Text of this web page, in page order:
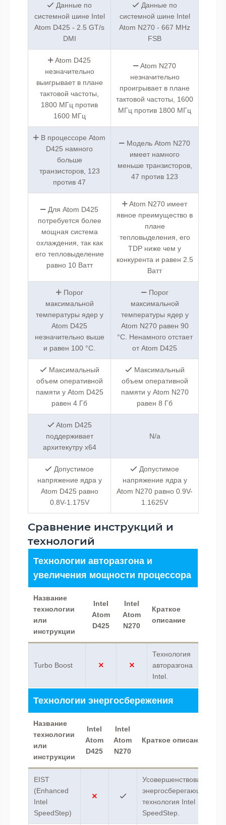
Данные по
системной шине Intel
Atom D425 - 2.5 GT/s
DMI
Данные по
системной шине Intel
Atom N270 - 667 MHz
FSB
Atom D425
незначительно
выигрывает в плане
тактовой частоты,
1800 МГц против
1600 МГц
Atom N270
незначительно
проигрывает в плане
тактовой частоты, 1600
МГц против 1800 МГц
В процессоре Atom
D425 намного
больше
транзисторов, 123
против 47
Модель Atom N270
имеет намного
меньше транзисторов,
47 против 123
Для Atom D425
потребуется более
мощная система
охлаждения, так как
его тепловыделение
равно 10 Ватт
Atom N270 имеет
явное преимущество в
плане
тепловыделения, его
TDP ниже чем у
конкурента и равен 2.5
Ватт
Порог
максимальной
температуры ядер у
Atom D425
незначительно выше
и равен 100 °C.
Порог
максимальной
температуры ядер у
Atom N270 равен 90
°C. Ненамного отстает
от Atom D425
Максимальный
объем оперативной
памяти у Atom D425
равен 4 Гб
Максимальный
объем оперативной
памяти у Atom N270
равен 8 Гб
Atom D425
поддерживает
архитекутру x64
N/a
Допустимое
напряжение ядра у
Atom D425 равно
0.8V-1.175V
Допустимое
напряжение ядра у
Atom N270 равно 0.9V-
1.1625V
Сравнение инструкций и
технологий
Технологии авторазгона и
увеличения мощности процессора
Название
технологии
или
инструкции
Intel
Atom
D425
Intel
Atom
N270
Краткое
описание
Turbo Boost
Технология
авторазгона
Intel.
Технологии энергосбережения
Название
технологии
или
инструкции
Intel
Atom
D425
Intel
Atom
N270
Краткое описание
EIST
(Enhanced
Intel
SpeedStep)
Усовершенствованная
энергосберегающая
технология Intel
SpeedStep.